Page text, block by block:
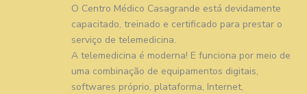
O Centro Médico Casagrande está devidamente
capacitado, treinado e certificado para prestar o
serviço de telemedicina.
A telemedicina é moderna! E funciona por meio de
uma combinação de equipamentos digitais,
softwares próprio, plataforma, Internet,